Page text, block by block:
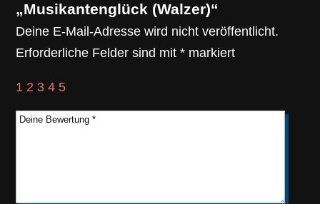
„Musikantenglück (Walzer)“
Deine E-Mail-Adresse wird nicht veröffentlicht.
Erforderliche Felder sind mit* markiert
1 2 3 4 5